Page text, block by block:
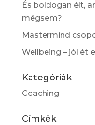
És boldogan élt,
mégsem?
Mastermind
Wellbeing – jóllét
Kategóriák
Coaching
Címkék